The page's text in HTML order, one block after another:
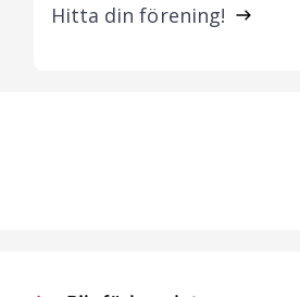
Hitta din förening!